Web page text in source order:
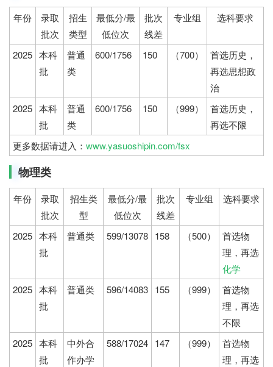
年份
录取
批次
招生
类型
最低分/最
低位次
批次
线差
专业组 选科要求
2025 本科
批
普通
类
600/1756 150 （700）
首选历史，
再选思想政
治
2025 本科
批
普通
类
600/1756 150 （999）
首选历史，
再选不限
更多数据请进入： www.yasuoshipin.com/fsx
物理类
年份
录取
批次
招生类
型
最低分/最
低位次
批次
线差
专业组 选科要求
2025 本科
批
普通类 599/13078 158 （500）
首选物
理，再选
化学
2025 本科
批
普通类 596/14083 155 （999）
首选物
理，再选
不限
2025 本科
批
中外合
作办学
588/17024 147 （999）
首选物
理，再选